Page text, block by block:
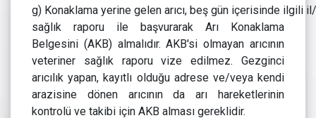
g) Konaklama yerine gelen arıcı, beş gün içerisinde ilgili
sağlık raporu ile başvurarak Arı Konaklama
Belgesini (AKB) almalıdır. AKB'si olmayan arıcının
veteriner sağlık raporu vize edilmez. Gezginci
arıcılık yapan, kayıtlı olduğu adrese ve/veya kendi
arazisine dönen arıcının da arı hareketlerinin
kontrolü ve takibi için AKB alması gereklidir.